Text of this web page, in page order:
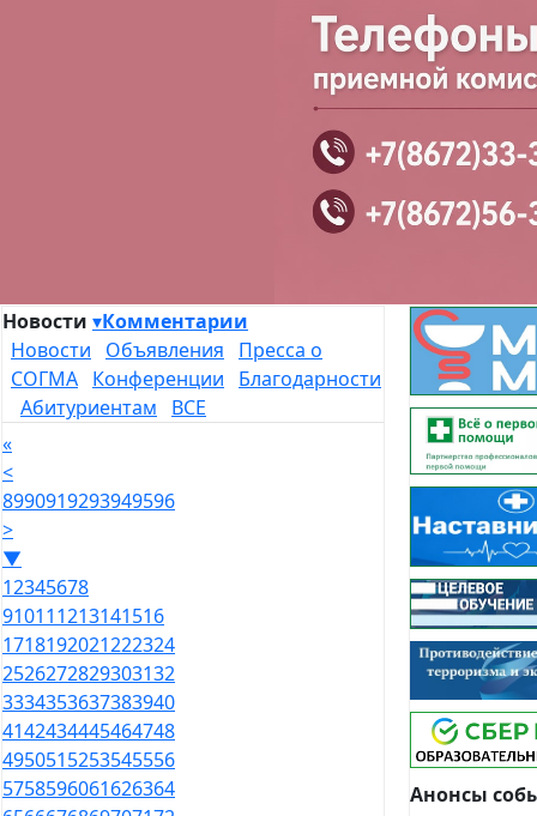
Новости ▾Комментарии
Новости
Объявления
Пресса о
СОГМА Конференции
Благодарности
Абитуриентам
ВСЕ
«
<
8990919293949596
>
▼
12345678
910111213141516
1718192021222324
2526272829303132
3334353637383940
4142434445464748
4950515253545556
5758596061626364
Анонсы